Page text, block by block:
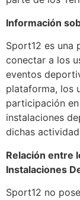
Información
Sport12 es una
conectar a los
eventos
plataforma, los
participación
instalaciones
dichas
Relación entre
Instalaciones
Sport12 no